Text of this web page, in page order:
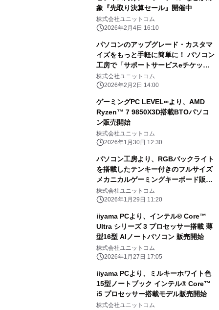
象『先取り決算セール』開催中
株式会社ユニットコム
2026年2月4日 16:10
パソコンのアップグレード・カスタマ
イズをもっと手軽に簡単に！ パソコン
工房で「サポートサービスeチケッ
ト」を販売開始！
株式会社ユニットコム
2026年2月2日 14:00
ゲーミングPC LEVEL∞より、AMD
Ryzen™ 7 9850X3D搭載BTOパソコ
ン販売開始
株式会社ユニットコム
2026年1月30日 12:30
パソコン工房より、RGBバックライト
を搭載したテンキー付きのフルサイズ
メカニカルゲーミングキーボード販売
開始
株式会社ユニットコム
2026年1月29日 11:20
iiyama PCより、インテル® Core™
Ultra シリーズ 3 プロセッサー搭載 薄
型16型 AIノートパソコン 販売開始
株式会社ユニットコム
2026年1月27日 17:05
iiyama PCより、ミルキーホワイト色
15型ノートブック インテル® Core™
i5 プロセッサー搭載モデル販売開始
株式会社ユニットコム